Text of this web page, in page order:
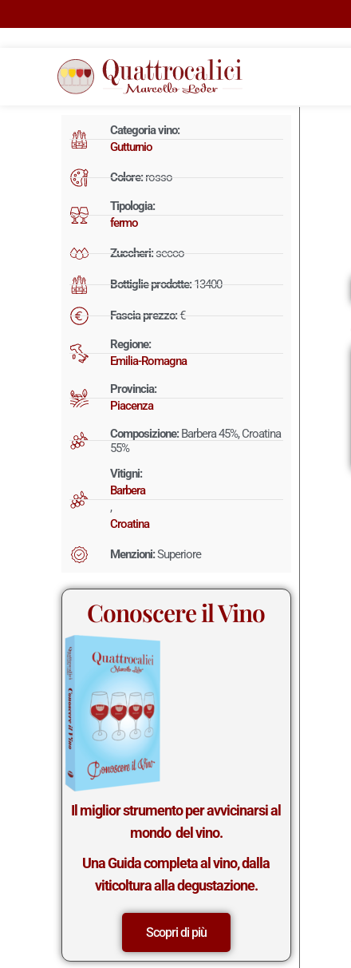
Categoria vino:
Gutturnio
Colore:rosso
Tipologia:
fermo
Zuccheri:secco
Bottiglie prodotte:13400
Fascia prezzo:€
Regione:
Emilia-Romagna
Provincia:
Piacenza
Composizione:Barbera 45%, Croatina
55%
Vitigni:
Barbera
,
Croatina
Menzioni:Superiore
Conoscere il Vino
Il miglior strumento per avvicinarsi al
mondo del vino.
Una Guida completa al vino, dalla
viticoltura alla degustazione.
Scopri di più